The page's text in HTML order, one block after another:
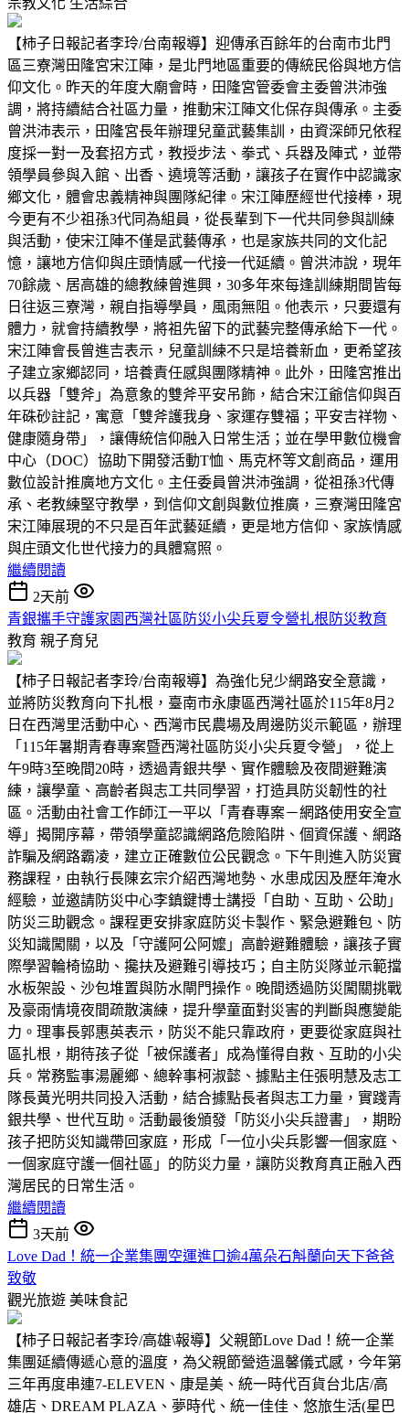
【柿子日報記者李玲/台南報導】迎傳承百餘年的台南市北門
區三寮灣田隆宮宋江陣，是北門地區重要的傳統民俗與地方信
仰文化。昨天的年度大廟會時，田隆宮管委會主委曾洪沛強
調，將持續結合社區力量，推動宋江陣文化保存與傳承。主委
曾洪沛表示，田隆宮長年辦理兒童武藝集訓，由資深師兄依程
度採一對一及套招方式，教授步法、拳式、兵器及陣式，並帶
領學員參與入館、出香、遶境等活動，讓孩子在實作中認識家
鄉文化，體會忠義精神與團隊紀律。宋江陣歷經世代接棒，現
今更有不少祖孫3代同為組員，從長輩到下一代共同參與訓練
與活動，使宋江陣不僅是武藝傳承，也是家族共同的文化記
憶，讓地方信仰與庄頭情感一代接一代延續。曾洪沛說，現年
70餘歲、居高雄的總教練曾進興，30多年來每逢訓練期間皆每
日往返三寮灣，親自指導學員，風雨無阻。他表示，只要還有
體力，就會持續教學，將祖先留下的武藝完整傳承給下一代。
宋江陣會長曾進吉表示，兒童訓練不只是培養新血，更希望孩
子建立家鄉認同，培養責任感與團隊精神。此外，田隆宮推出
以兵器「雙斧」為意象的雙斧平安吊飾，結合宋江爺信仰與百
年硃砂註記，寓意「雙斧護我身、家運存雙福；平安吉祥物、
健康隨身帶」，讓傳統信仰融入日常生活；並在學甲數位機會
中心（DOC）協助下開發活動T恤、馬克杯等文創商品，運用
數位設計推廣地方文化。主任委員曾洪沛強調，從祖孫3代傳
承、老教練堅守教學，到信仰文創與數位推廣，三寮灣田隆宮
宋江陣展現的不只是百年武藝延續，更是地方信仰、家族情感
與庄頭文化世代接力的具體寫照。
繼續閱讀
2天前
青銀攜手守護家園西灣社區防災小尖兵夏令營扎根防災教育
教育 親子育兒
【柿子日報記者李玲/台南報導】為強化兒少網路安全意識，
並將防災教育向下扎根，臺南市永康區西灣社區於115年8月2
日在西灣里活動中心、西灣市民農場及周邊防災示範區，辦理
「115年暑期青春專案暨西灣社區防災小尖兵夏令營」，從上
午9時3至晚間20時，透過青銀共學、實作體驗及夜間避難演
練，讓學童、高齡者與志工共同學習，打造具防災韌性的社
區。活動由社會工作師江一平以「青春專案－網路使用安全宣
導」揭開序幕，帶領學童認識網路危險陷阱、個資保護、網路
詐騙及網路霸凌，建立正確數位公民觀念。下午則進入防災實
務課程，由執行長陳玄宗介紹西灣地勢、水患成因及歷年淹水
經驗，並邀請防災中心李鎮鍵博士講授「自助、互助、公助」
防災三助觀念。課程更安排家庭防災卡製作、緊急避難包、防
災知識闖關，以及「守護阿公阿嬤」高齡避難體驗，讓孩子實
際學習輪椅協助、攙扶及避難引導技巧；自主防災隊並示範擋
水板架設、沙包堆置與防水閘門操作。晚間透過防災闖關挑戰
及豪雨情境夜間疏散演練，提升學童面對災害的判斷與應變能
力。理事長郭惠英表示，防災不能只靠政府，更要從家庭與社
區扎根，期待孩子從「被保護者」成為懂得自救、互助的小尖
兵。常務監事湯麗鄉、總幹事柯淑懿、據點主任張明慧及志工
隊長黃光明共同投入活動，結合據點長者與志工力量，實踐青
銀共學、世代互助。活動最後頒發「防災小尖兵證書」，期盼
孩子把防災知識帶回家庭，形成「一位小尖兵影響一個家庭、
一個家庭守護一個社區」的防災力量，讓防災教育真正融入西
灣居民的日常生活。
繼續閱讀
3天前
Love Dad！統一企業集團空運進口逾4萬朵石斛蘭向天下爸爸
致敬
觀光旅遊 美味食記
【柿子日報記者李玲/高雄\報導】父親節Love Dad！統一企業
集團延續傳遞心意的溫度，為父親節營造溫馨儀式感，今年第
三年再度串連7-ELEVEN、康是美、統一時代百貨台北店/高
雄店、DREAM PLAZA、夢時代、統一佳佳、悠旅生活(星巴